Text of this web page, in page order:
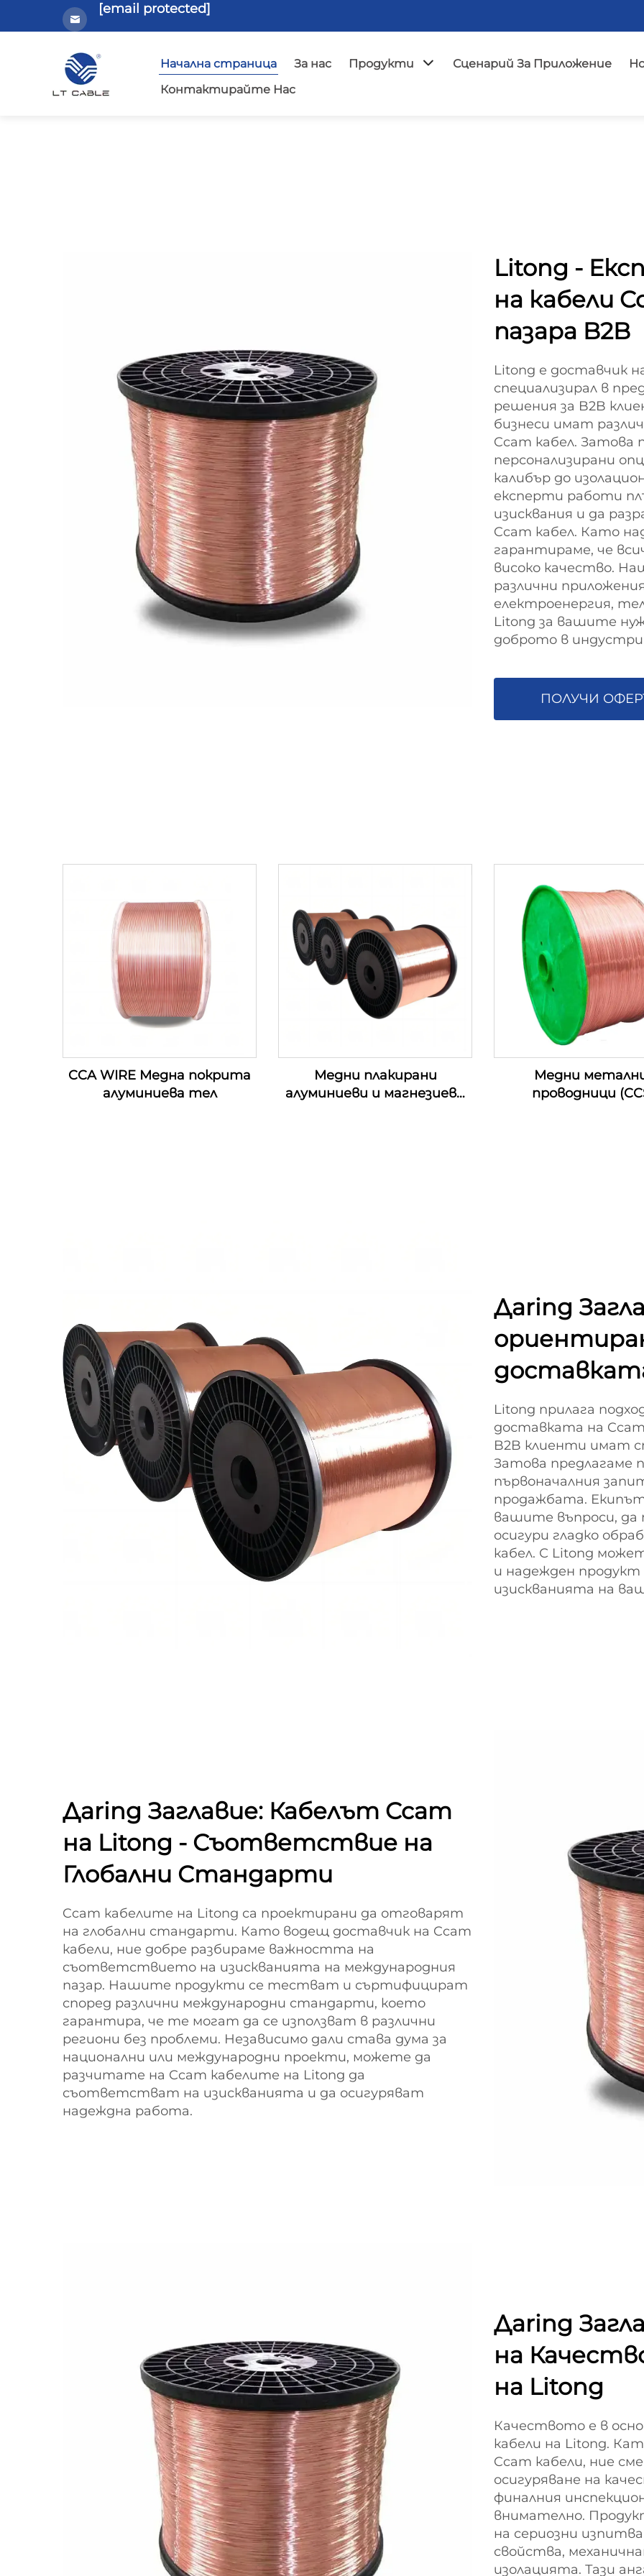
[email protected]
Начална страница За нас Продукти Сценарий За Приложение
Контактирайте Нас
Litong -
на кабели
пазара B2B
Litong е доставчик
специализирал в
решения за B2B
бизнеси имат
Ccam кабел.
персонализирани
калибър до
експерти работи
изисквания и да
Ccam кабел. Като
гарантираме, че
високо качество.
различни
електроенергия,
Litong за вашите
доброто в
ПОЛУЧИ
CCA WIRE Медна покрита
алуминиева тел
Медни плакирани
алуминиеви и магнезиеви
Медни
проводници
Дaring
Litong прилага
доставката на
B2B клиенти имат
Затова предлагаме
първоначалния
продажбата.
вашите въпроси, да
осигури гладко
кабел. С Litong
и надежден продукт
изискванията на
Дaring Заглавие: Кабелът Ccam
на Litong - Съответствие на
Глобални Стандарти
Ccam кабелите на Litong са проектирани да отговарят
на глобални стандарти. Като водещ доставчик на Ccam
кабели, ние добре разбираме важността на
съответствието на изискванията на международния
пазар. Нашите продукти се тестват и съртифицират
според различни международни стандарти, което
гарантира, че те могат да се използват в различни
региони без проблеми. Независимо дали става дума за
национални или международни проекти, можете да
разчитате на Ccam кабелите на Litong да
съответстват на изискванията и да осигуряват
надеждна работа.
Дaring
на
на Litong
Качеството е в
кабели на Litong.
Ccam кабели, ние
осигуряване на
финалния
внимателно.
на сериозни
свойства,
изолацията. Тази